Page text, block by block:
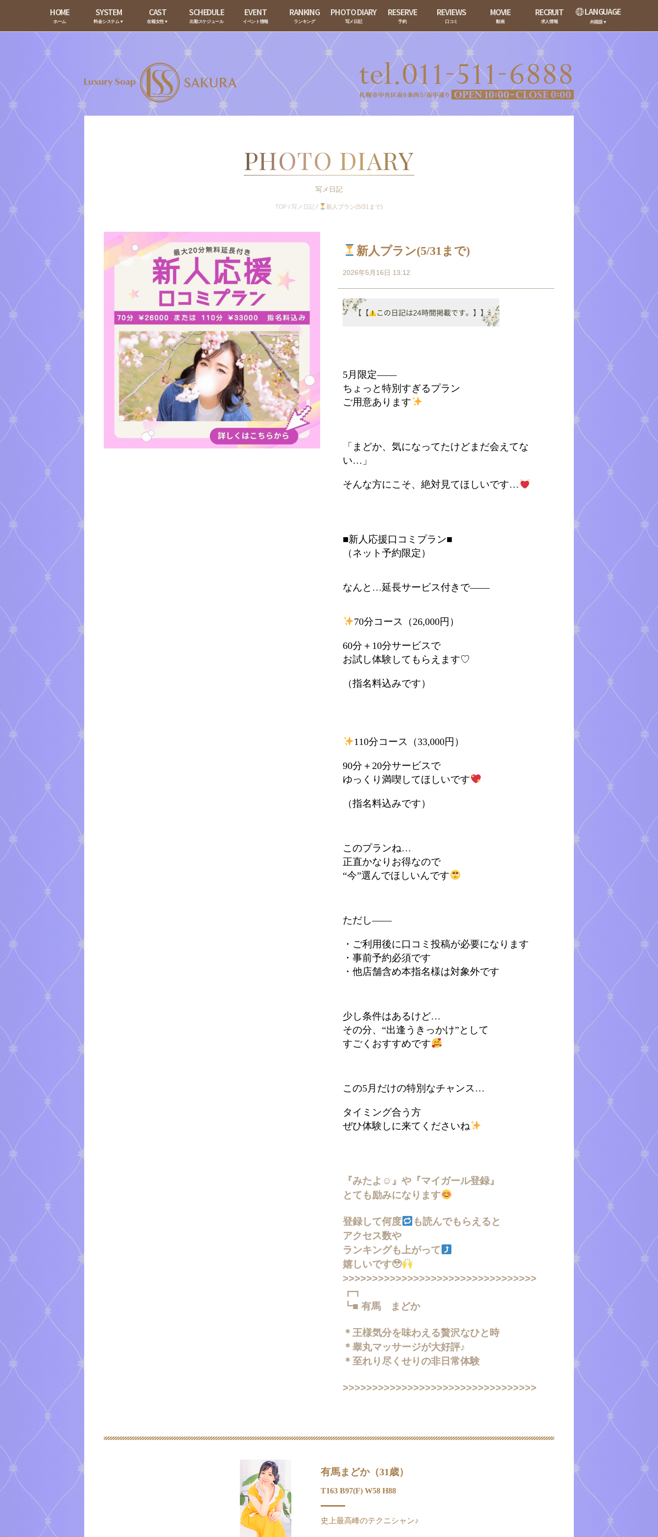
HOME
ホーム
SYSTEM
料金システム▼
CAST
在籍女性▼
SCHEDULE
出勤スケジュール
EVENT
イベント情報
RANKING
ランキング
PHOTO DIARY
写メ日記
RESERVE
予約
REVIEWS
口コミ
MOVIE
動画
RECRUIT
求人情報
LANGUAGE
外国語▼
PHOTO DIARY
写メ日記
TOP /写メ日記 / 新人プラン(5/31まで)
新人プラン(5/31まで)
2026年5月16日 13:12
5月限定――
ちょっと特別すぎるプラン
ご用意あります
「まどか、気になってたけどまだ会えてな
い…」
そんな方にこそ、絶対見てほしいです…
■新人応援口コミプラン■
（ネット予約限定）
なんと…延長サービス付きで――
70分コース（26,000円）
60分＋10分サービスで
お試し体験してもらえます♡
（指名料込みです）
110分コース（33,000円）
90分＋20分サービスで
ゆっくり満喫してほしいです
（指名料込みです）
このプランね…
正直かなりお得なので
“今”選んでほしいんです
ただし――
・ご利用後に口コミ投稿が必要になります
・事前予約必須です
・他店舗含め本指名様は対象外です
少し条件はあるけど…
その分、“出逢うきっかけ”として
すごくおすすめです
この5月だけの特別なチャンス…
タイミング合う方
ぜひ体験しに来てくださいね
『みたよ☺︎』や『マイガール登録』
とても励みになります
登録して何度
も読んでもらえると
アクセス数や
ランキングも上がって
嬉しいです🥹
>>>>>>>>>>>>>>>>>>>>>>>>>>>>>>>>>
┏┓
┗■ 有馬 まどか
＊王様気分を味わえる贅沢なひと時
＊睾丸マッサージが大好評♪
＊至れり尽くせりの非日常体験
>>>>>>>>>>>>>>>>>>>>>>>>>>>>>>>>>
有馬まどか（31歳）
T163 B97(F) W58 H88
史上最高峰のテクニシャン♪